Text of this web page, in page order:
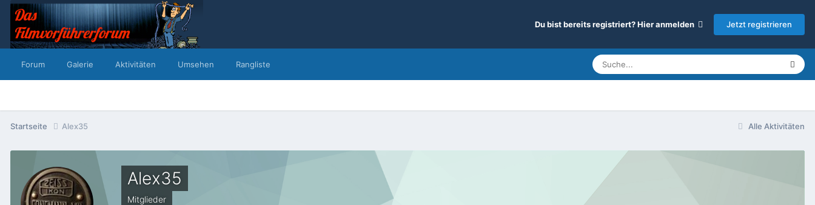
Du bist bereits registriert? Hier anmelden Jetzt registrieren
Forum Galerie Aktivitäten Umsehen Rangliste
Alle Aktivitäten
Startseite Alex35
Alex35
Mitglieder